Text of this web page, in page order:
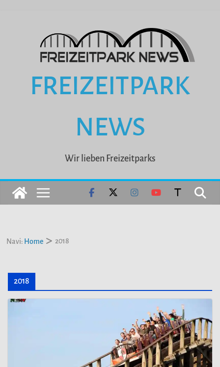
FREIZEITPARK
NEWS
Wir lieben Freizeitparks
Navi: Home 2018
2018